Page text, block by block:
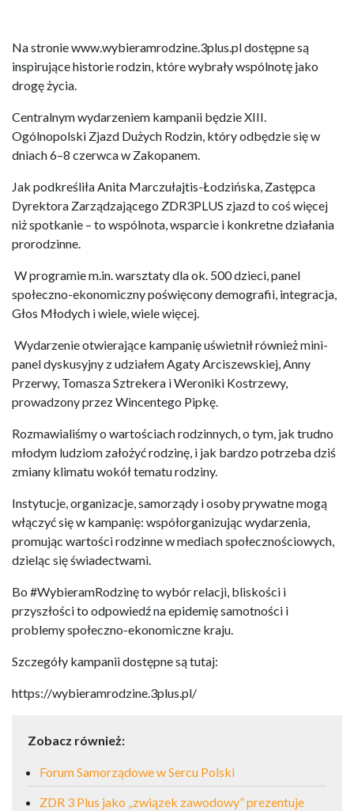
Na stronie www.wybieramrodzine.3plus.pl dostępne są
inspirujące historie rodzin, które wybrały wspólnotę jako
drogę życia.
Centralnym wydarzeniem kampanii będzie XIII.
Ogólnopolski Zjazd Dużych Rodzin, który odbędzie się w
dniach 6–8 czerwca w Zakopanem.
Jak podkreśliła Anita Marczułajtis-Łodzińska, Zastępca
Dyrektora Zarządzającego ZDR3PLUS zjazd to coś więcej
niż spotkanie – to wspólnota, wsparcie i konkretne działania
prorodzinne.
W programie m.in. warsztaty dla ok. 500 dzieci, panel
społeczno-ekonomiczny poświęcony demografii, integracja,
Głos Młodych i wiele, wiele więcej.
Wydarzenie otwierające kampanię uświetnił również mini-
panel dyskusyjny z udziałem Agaty Arciszewskiej, Anny
Przerwy, Tomasza Sztrekera i Weroniki Kostrzewy,
prowadzony przez Wincentego Pipkę.
Rozmawialiśmy o wartościach rodzinnych, o tym, jak trudno
młodym ludziom założyć rodzinę, i jak bardzo potrzeba dziś
zmiany klimatu wokół tematu rodziny.
Instytucje, organizacje, samorządy i osoby prywatne mogą
włączyć się w kampanię: współorganizując wydarzenia,
promując wartości rodzinne w mediach społecznościowych,
dzieląc się świadectwami.
Bo #WybieramRodzinę to wybór relacji, bliskości i
przyszłości to odpowiedź na epidemię samotności i
problemy społeczno-ekonomiczne kraju.
Szczegóły kampanii dostępne są tutaj:
https://wybieramrodzine.3plus.pl/
Zobacz również:
Forum Samorządowe w Sercu Polski
ZDR 3 Plus jako „związek zawodowy” prezentuje